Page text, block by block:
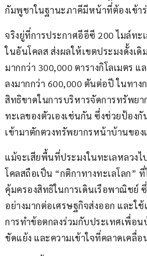
กัมพูชาในฐานะภาคีมีหน้าที่ต้องเข้า
จริงยู่ที่การประกาศอีอีซี 200 ไมล์ท
ในอันโคลส ส่งผลให้เขตประมงดั้งเดิ
มากกว่า 300,000 ตารางกิโลเมตร
ลงมากกว่า 600,000 ตันต่อปี ในทาง
สิทธิขาดในการบริหารจัดการทรัพยา
ทะเลของตัวเองเช่นกัน ซึ่งช่วยป้อง
เข้ามาตักตวงทรัพยากรหน้าบ้านของ
แม้จะเสียพื้นที่ประมงในทะเลหลวง
โคลสถือเป็น “กติกาทางทะเลโลก”
คุ้มครองสิทธิในการเดินเรือพาณิชย์
อย่างมากต่อเศรษฐกิจส่งออก และใ
การทำข้อตกลงร่วมกับประเทศเพื่อ
ขัดแย้ง และความเข้าใจที่คลาดเคลื่อ